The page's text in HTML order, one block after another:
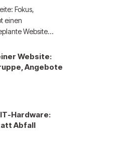
Fokus,
einen
Website…
Website:
Angebote
Hardware:
Abfall